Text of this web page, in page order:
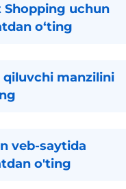
Shopping uchun
oʻting
qiluvchi manzilini
veb-saytida
o'ting